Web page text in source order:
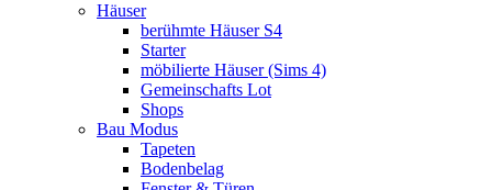
Häuser
berühmte Häuser S4
Starter
möbilierte Häuser (Sims 4)
Gemeinschafts Lot
Shops
Bau Modus
Tapeten
Bodenbelag